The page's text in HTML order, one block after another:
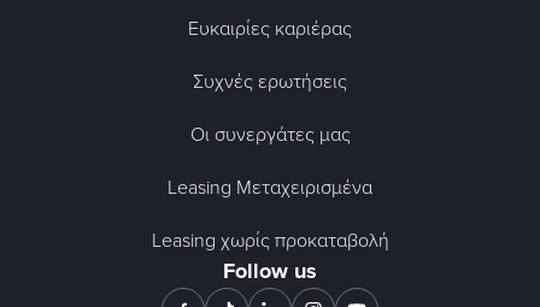
Ευκαιρίες καριέρας
Συχνές ερωτήσεις
Οι συνεργάτες μας
Leasing Μεταχειρισμένα
Leasing χωρίς προκαταβολή
Follow us